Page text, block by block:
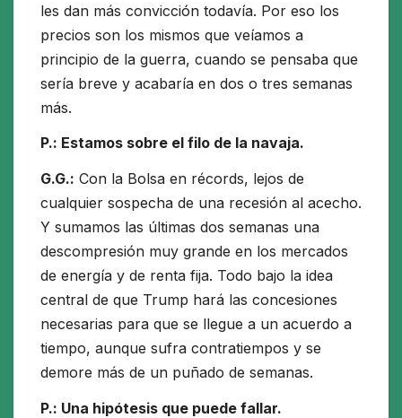
les dan más convicción todavía. Por eso los
precios son los mismos que veíamos a
principio de la guerra, cuando se pensaba que
sería breve y acabaría en dos o tres semanas
más.
P.: Estamos sobre el filo de la navaja.
G.G.: Con la Bolsa en récords, lejos de
cualquier sospecha de una recesión al acecho.
Y sumamos las últimas dos semanas una
descompresión muy grande en los mercados
de energía y de renta fija. Todo bajo la idea
central de que Trump hará las concesiones
necesarias para que se llegue a un acuerdo a
tiempo, aunque sufra contratiempos y se
demore más de un puñado de semanas.
P.: Una hipótesis que puede fallar.